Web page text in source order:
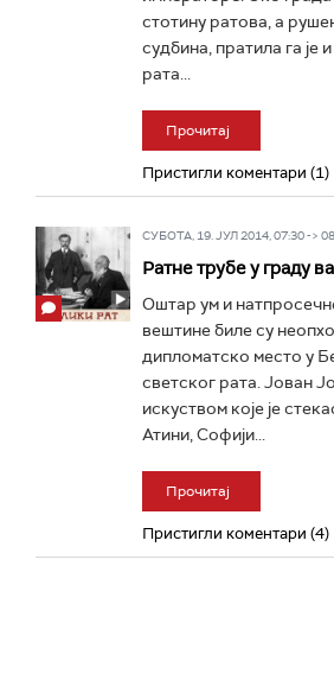
стотину ратова, а
судбина, пратила га је
рата...
Прочитај
Пристигли коментари (1)
СУБОТА, 19. ЈУЛ 2014, 07:30 ->
Ратне трубе у граду
Оштар ум и
вештине биле су
дипломатско место у
светског рата. Јовaн
искуством које је
Атини, Софији...
Прочитај
Пристигли коментари (4)